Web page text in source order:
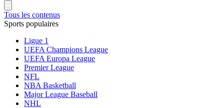
Tous les contenus
Sports populaires
Ligue 1
UEFA Champions League
UEFA Europa League
Premier League
NFL
NBA Basketball
Major League Baseball
NHL